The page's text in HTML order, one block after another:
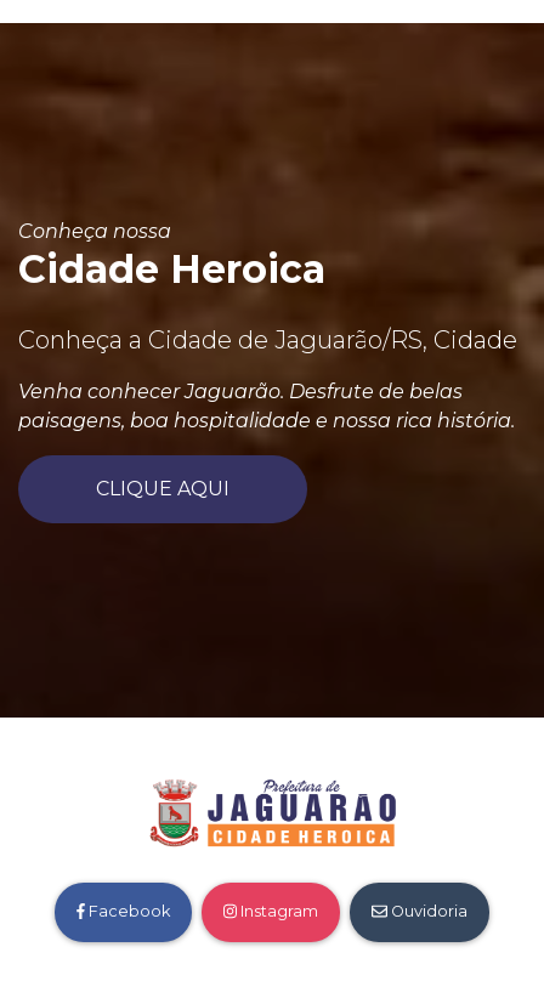
Conheça nossa
Cidade Heroica
Conheça a Cidade de Jaguarão/RS, Cidade
Venha conhecer Jaguarão. Desfrute de belas
paisagens, boa hospitalidade e nossa rica história.
CLIQUE AQUI
Facebook Instagram Ouvidoria